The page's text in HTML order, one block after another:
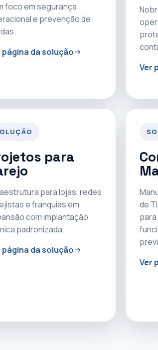
foco em segurança
e prevenção de
página da solução
Ver
para
para lojas, redes
e franquias em
com implantação
padronizada.
página da solução
de
Ver